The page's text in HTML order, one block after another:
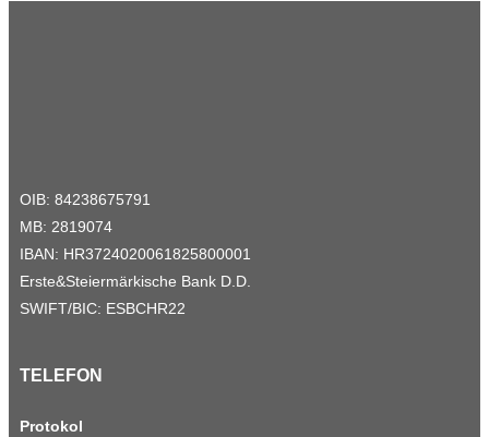
OIB: 84238675791
MB: 2819074
IBAN: HR3724020061825800001
Erste&Steiermärkische Bank D.D.
SWIFT/BIC: ESBCHR22
TELEFON
Protokol